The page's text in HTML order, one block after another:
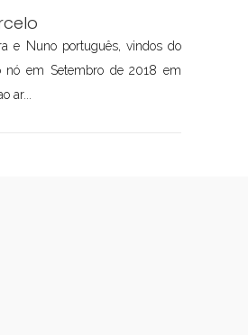
e Nuno português, vindos do
nó em Setembro de 2018 em
ar...